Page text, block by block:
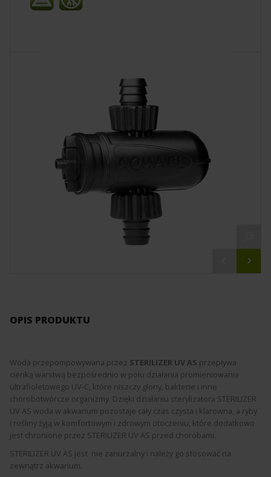
OPIS PRODUKTU
Woda przepompowywana przez STERILIZER UV AS przepływa
cienką warstwą bezpośrednio w polu działania promieniowania
ultrafioletowego UV-C, które niszczy glony, bakterie i inne
chorobotwórcze organizmy. Dzięki działaniu sterylizatora STERILIZER
UV AS woda w akwarium pozostaje cały czas czysta i klarowna, a ryby
i rośliny żyją w komfortowym i zdrowym otoczeniu, które dodatkowo
jest chronione przez STERILIZER UV AS przed chorobami.
STERILIZER UV AS jest nie zanurzalny i należy go stosować na
zewnątrz akwarium.